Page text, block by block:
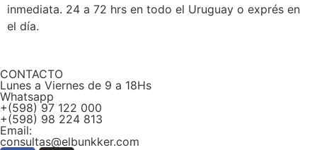
inmediata. 24 a 72 hrs en todo el Uruguay o exprés en
el día.
CONTACTO
Lunes a Viernes de 9 a 18Hs
Whatsapp
+(598) 97 122 000
+(598) 98 224 813
Email:
consultas@elbunkker.com